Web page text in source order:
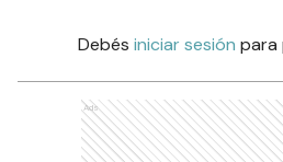
Debés iniciar sesión para
Ads